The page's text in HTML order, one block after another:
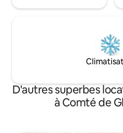
D'autres superbes
à Comté de